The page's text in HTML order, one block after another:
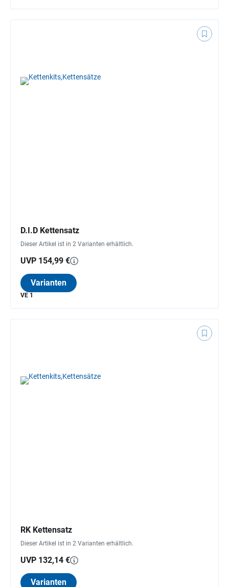
D.I.D Kettensatz
Dieser Artikel ist in 2 Varianten erhältlich.
UVP 154,99 €
Varianten
VE 1
RK Kettensatz
Dieser Artikel ist in 2 Varianten erhältlich.
UVP 132,14 €
Varianten